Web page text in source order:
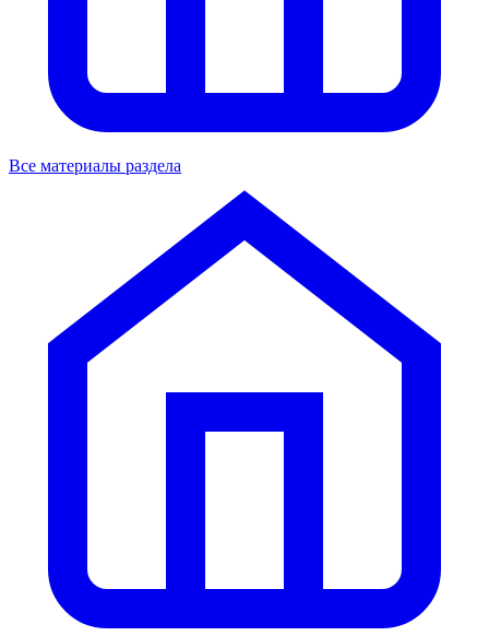
Все материалы раздела